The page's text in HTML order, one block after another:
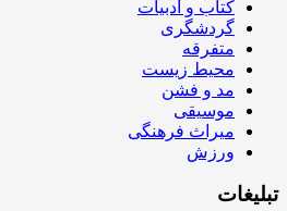
کتاب و ادبیات
گردشگری
متفرقه
محیط زیست
مد و فشن
موسیقی
میراث فرهنگی
ورزش
تبلیغات